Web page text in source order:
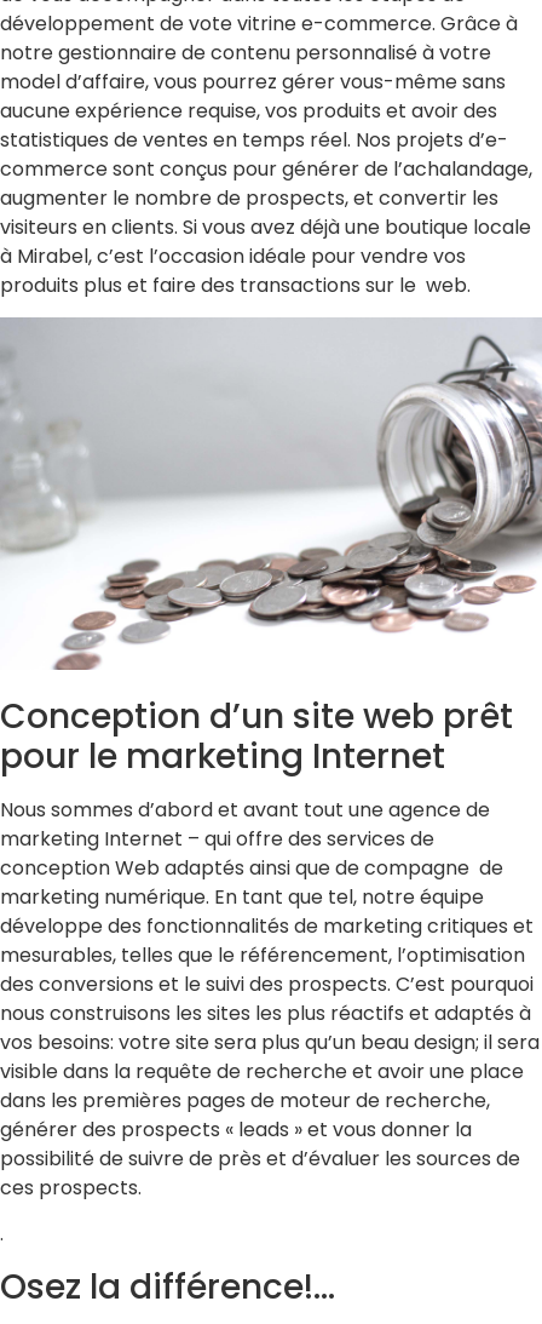
développement de vote vitrine e-commerce. Grâce à
notre gestionnaire de contenu personnalisé à votre
model d’affaire, vous pourrez gérer vous-même sans
aucune expérience requise, vos produits et avoir des
statistiques de ventes en temps réel. Nos projets d’e-
commerce sont conçus pour générer de l’achalandage,
augmenter le nombre de prospects, et convertir les
visiteurs en clients. Si vous avez déjà une boutique locale
à Mirabel, c’est l’occasion idéale pour vendre vos
produits plus et faire des transactions sur le web.
Conception d’un site web prêt
pour le marketing Internet
Nous sommes d’abord et avant tout une agence de
marketing Internet – qui offre des services de
conception Web adaptés ainsi que de compagne de
marketing numérique. En tant que tel, notre équipe
développe des fonctionnalités de marketing critiques et
mesurables, telles que le référencement, l’optimisation
des conversions et le suivi des prospects. C’est pourquoi
nous construisons les sites les plus réactifs et adaptés à
vos besoins: votre site sera plus qu’un beau design; il sera
visible dans la requête de recherche et avoir une place
dans les premières pages de moteur de recherche,
générer des prospects « leads » et vous donner la
possibilité de suivre de près et d’évaluer les sources de
ces prospects.
.
Osez la différence!…